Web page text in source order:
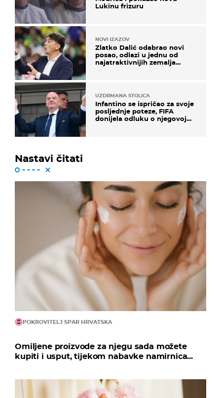
Lukinu frizuru
NOVI IZAZOV
Zlatko Dalić odabrao novi
posao, odlazi u jednu od
najatraktivnijih zemalja
UZDRMANA STOLICA
Infantino se ispričao za svoje
posljednje poteze, FIFA
donijela odluku o njegovoj
Nastavi čitati
POKROVITELJ SPAR HRVATSKA
Omiljene proizvode za njegu sada možete
kupiti i usput, tijekom nabavke namirnica...